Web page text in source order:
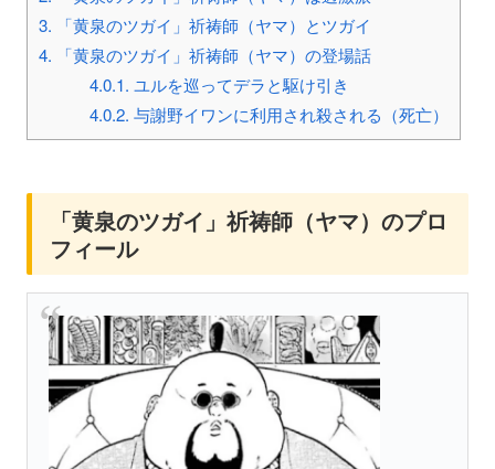
3. 「黄泉のツガイ」祈祷師（ヤマ）とツガイ
4. 「黄泉のツガイ」祈祷師（ヤマ）の登場話
4.0.1. ユルを巡ってデラと駆け引き
4.0.2. 与謝野イワンに利用され殺される（死亡）
「黄泉のツガイ」祈祷師（ヤマ）のプロ
フィール